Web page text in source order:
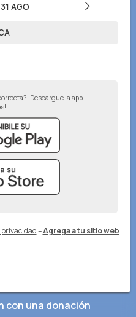
31 AGO
¡Descargue la app
privacidad–Agrega a tu sitio web
con una donación